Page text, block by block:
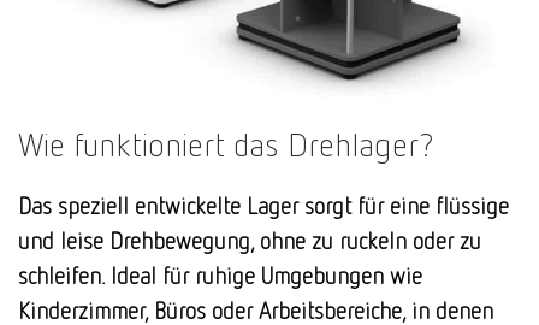
Wie funktioniert das Drehlager?
Das speziell entwickelte Lager sorgt für eine flüssige
und leise Drehbewegung, ohne zu ruckeln oder zu
schleifen. Ideal für ruhige Umgebungen wie
Kinderzimmer, Büros oder Arbeitsbereiche, in denen